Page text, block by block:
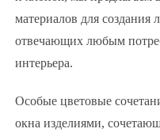
материалов для
отвечающих любым
интерьера.
Особые цветовые
окна изделиями,